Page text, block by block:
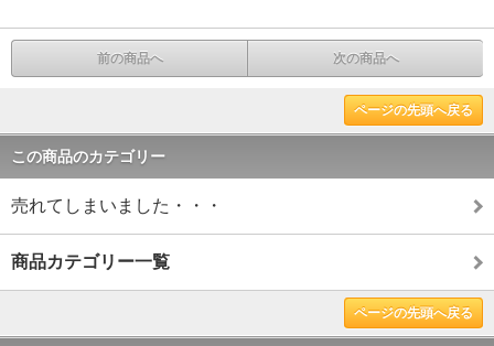
前の商品へ 次の商品へ
ページの先頭へ戻る
この商品のカテゴリー
売れてしまいました・・・
商品カテゴリー一覧
ページの先頭へ戻る